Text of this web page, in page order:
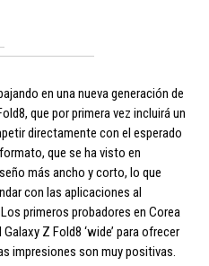
en una nueva generación de
que por primera vez incluirá un
directamente con el esperado
que se ha visto en
más ancho y corto, lo que
con las aplicaciones al
primeros probadores en Corea
Z Fold8 ‘wide’ para ofrecer
impresiones son muy positivas.